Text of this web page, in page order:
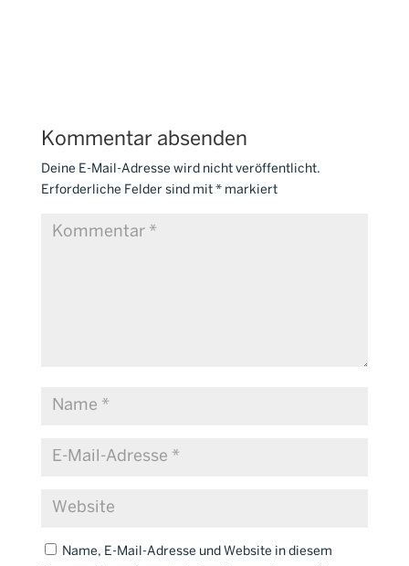
Kommentar absenden
Deine E-Mail-Adresse wird nicht veröffentlicht.
Erforderliche Felder sind mit *markiert
Name, E-Mail-Adresse und Website in diesem